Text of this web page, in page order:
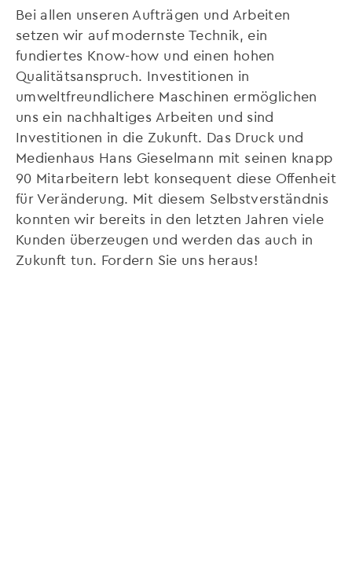
Bei allen unseren Aufträgen und Arbeiten
setzen wir auf modernste Technik, ein
fundiertes Know-how und einen hohen
Qualitätsanspruch. Investitionen in
umweltfreundlichere Maschinen ermöglichen
uns ein nachhaltiges Arbeiten und sind
Investitionen in die Zukunft. Das Druck und
Medienhaus Hans Gieselmann mit seinen knapp
90 Mitarbeitern lebt konsequent diese Offenheit
für Veränderung. Mit diesem Selbstverständnis
konnten wir bereits in den letzten Jahren viele
Kunden überzeugen und werden das auch in
Zukunft tun. Fordern Sie uns heraus!